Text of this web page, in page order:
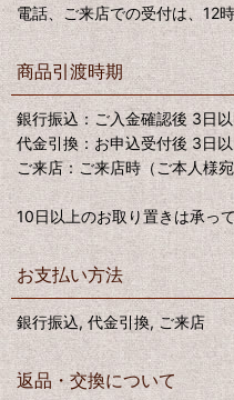
電話、ご来店での受付は、12
商品引渡時期
銀行振込：ご入金確認後 3日
代金引換：お申込受付後 3日
ご来店：ご来店時（ご本人様
10日以上のお取り置きは承っ
お支払い方法
銀行振込, 代金引換, ご来店
返品・交換について